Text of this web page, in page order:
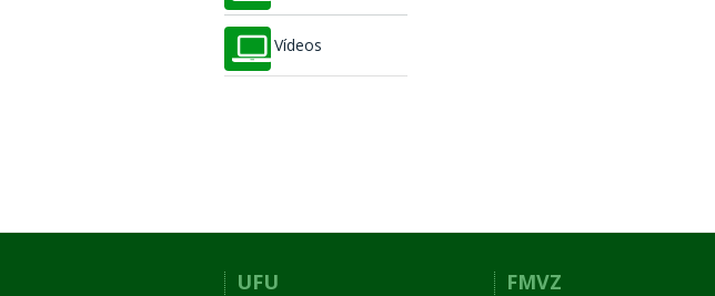
Vídeos
UFU FMVZ